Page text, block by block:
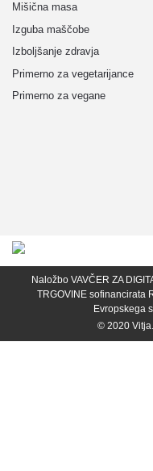
Mišična masa
Izguba maščobe
Izboljšanje zdravja
Primerno za vegetarijance
Primerno za vegane
Naložbo VAVČER ZA
TRGOVINE sofinancirata
Evropskega
© 2020